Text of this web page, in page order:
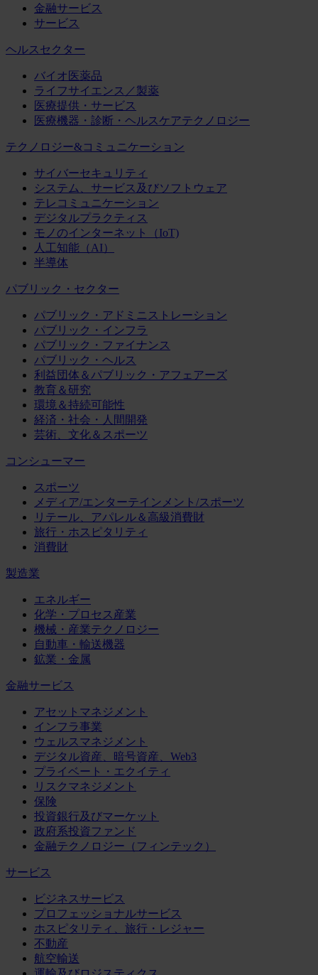
金融サービス
サービス
ヘルスセクター
バイオ医薬品
ライフサイエンス／製薬
医療提供・サービス
医療機器・診断・ヘルスケアテクノロジー
テクノロジー&コミュニケーション
サイバーセキュリティ
システム、サービス及びソフトウェア
テレコミュニケーション
デジタルプラクティス
モノのインターネット（IoT)
人工知能（AI）
半導体
パブリック・セクター
パブリック・アドミニストレーション
パブリック・インフラ
パブリック・ファイナンス
パブリック・ヘルス
利益団体＆パブリック・アフェアーズ
教育＆研究
環境＆持続可能性
経済・社会・人間開発
芸術、文化＆スポーツ
コンシューマー
スポーツ
メディア/エンターテインメント/スポーツ
リテール、アパレル＆高級消費財
旅行・ホスピタリティ
消費財
製造業
エネルギー
化学・プロセス産業
機械・産業テクノロジー
自動車・輸送機器
鉱業・金属
金融サービス
アセットマネジメント
インフラ事業
ウェルスマネジメント
デジタル資産、暗号資産、Web3
プライベート・エクイティ
リスクマネジメント
保険
投資銀行及びマーケット
政府系投資ファンド
金融テクノロジー（フィンテック）
サービス
ビジネスサービス
プロフェッショナルサービス
ホスピタリティ、旅行・レジャー
不動産
航空輸送